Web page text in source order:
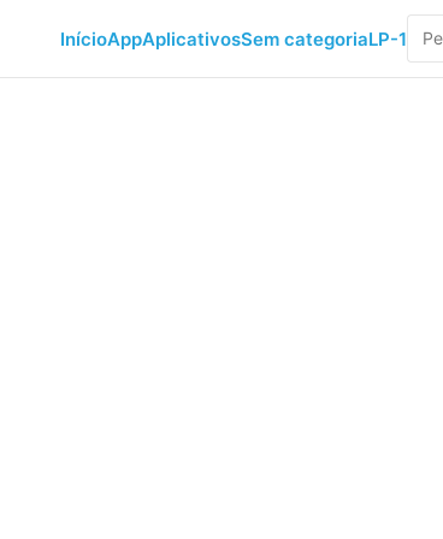
InícioAppAplicativosSem categoriaLP-1